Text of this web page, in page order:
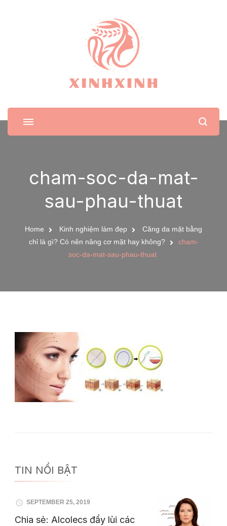
XinhXinh
Trang tin tức cho phái đẹp
cham-soc-da-mat-
sau-phau-thuat
Home Kinh nghiệm làm đẹp
Căng da mặt bằng
chỉ là gì? Có nên nâng cơ mặt hay không?
cham-
soc-da-mat-sau-phau-thuat
TIN NỔI BẬT
SEPTEMBER 25, 2019
Chia sẻ: Alcolecs đẩy lùi các